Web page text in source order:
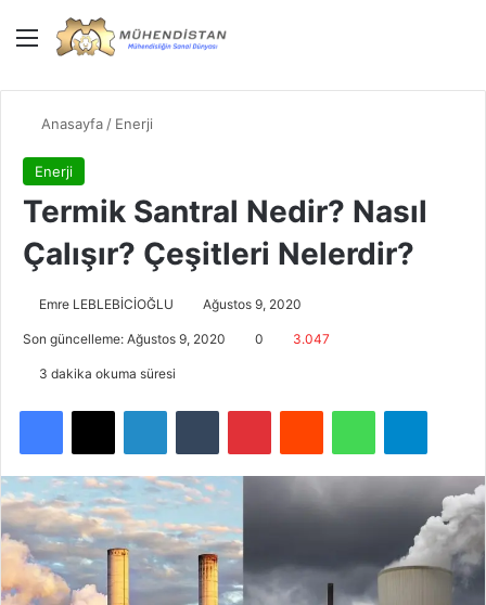
Menü
Anasayfa / Enerji
Enerji
Termik Santral Nedir? Nasıl
Çalışır? Çeşitleri Nelerdir?
Emre LEBLEBİCİOĞLU Ağustos 9, 2020
Son güncelleme: Ağustos 9, 2020 0 3.047
3 dakika okuma süresi
Facebook
X LinkedInTumblr PinterestReddit WhatsApp